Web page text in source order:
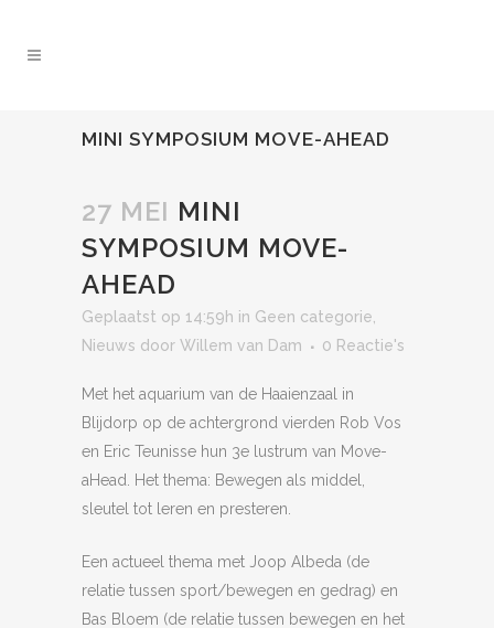
MINI SYMPOSIUM MOVE-AHEAD
27 MEI MINI
SYMPOSIUM MOVE-
AHEAD
Geplaatst op 14:59h in Geen categorie
Nieuws door Willem van Dam 0 Reactie's
Met het aquarium van de Haaienzaal in
Blijdorp op de achtergrond vierden Rob Vos
en Eric Teunisse hun 3e lustrum van Move-
aHead. Het thema: Bewegen als middel,
sleutel tot leren en presteren.
Een actueel thema met Joop Albeda (de
relatie tussen sport/bewegen en gedrag) en
Bas Bloem (de relatie tussen bewegen en het